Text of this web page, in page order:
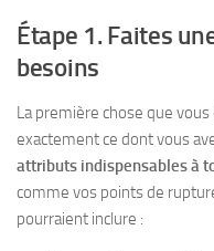
Étape 1. Faites
besoins
La première chose que
exactement ce dont vous
attributs indispensables à
comme vos points de
pourraient inclure :